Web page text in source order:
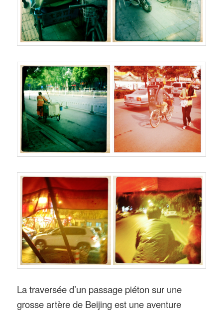
La traversée d’un passage piéton sur une
grosse artère de Beijing est une aventure